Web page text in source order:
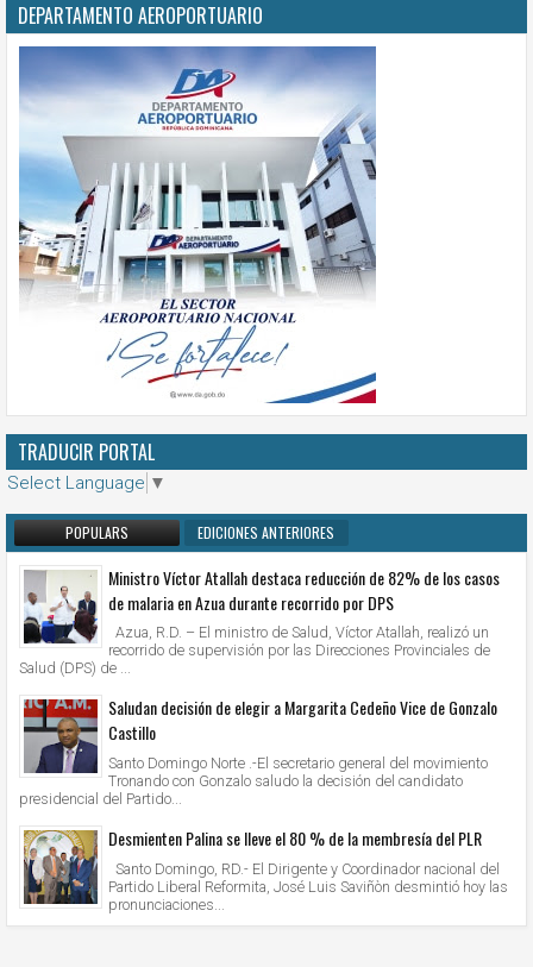
DEPARTAMENTO AEROPORTUARIO
TRADUCIR PORTAL
Select Language ▼
POPULARS EDICIONES ANTERIORES
Ministro Víctor Atallah destaca reducción de 82% de los casos
de malaria en Azua durante recorrido por DPS
Azua, R.D. – El ministro de Salud, Víctor Atallah, realizó un
recorrido de supervisión por las Direcciones Provinciales de
Salud (DPS) de ...
Saludan decisión de elegir a Margarita Cedeño Vice de Gonzalo
Castillo
Santo Domingo Norte .-El secretario general del movimiento
Tronando con Gonzalo saludo la decisión del candidato
presidencial del Partido...
Desmienten Palina se lleve el 80 % de la membresía del PLR
Santo Domingo, RD.- El Dirigente y Coordinador nacional del
Partido Liberal Reformita, José Luis Saviñòn desmintió hoy las
pronunciaciones...